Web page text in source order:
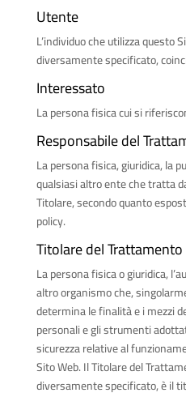
Utente
L’individuo che utilizza questo
diversamente specificato,
Interessato
La persona fisica cui si
Responsabile del
La persona fisica, giuridica, la
qualsiasi altro ente che tratta
Titolare, secondo quanto
policy.
Titolare del
La persona fisica o giuridica,
altro organismo che,
determina le finalità e i mezzi
personali e gli strumenti
sicurezza relative al
Sito Web. Il Titolare del
diversamente specificato, è il